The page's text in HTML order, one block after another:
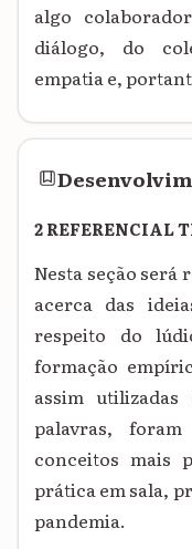
algo
diálogo, do
empatia e,
2 REFERENCIAL
Nesta seção será
acerca das
respeito do
formação
assim
palavras,
conceitos mais
prática em sala,
pandemia.